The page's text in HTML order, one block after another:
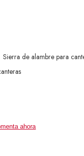
Sierra de alambre para
ahora